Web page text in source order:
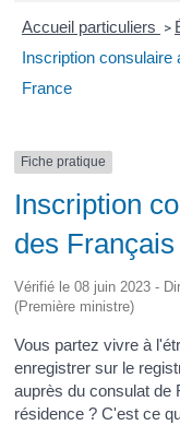
Accueil particuliers >
Inscription consulaire
France
Fiche pratique
Inscription
des
Vérifié le 08 juin 2023 -
(Première ministre)
Vous partez vivre à
enregistrer sur le
auprès du consulat de
résidence ? C'est ce